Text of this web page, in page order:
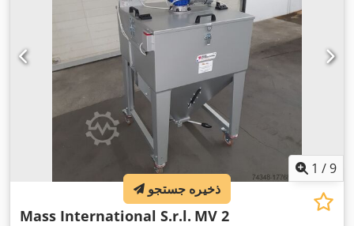
1 /9
Mass International S.r.l. MV 2
ذخیره جستجو